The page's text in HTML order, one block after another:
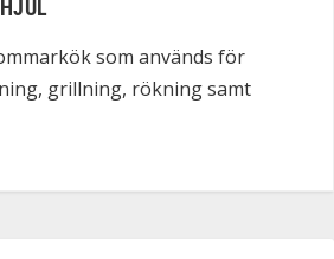
som används för
grillning, rökning samt